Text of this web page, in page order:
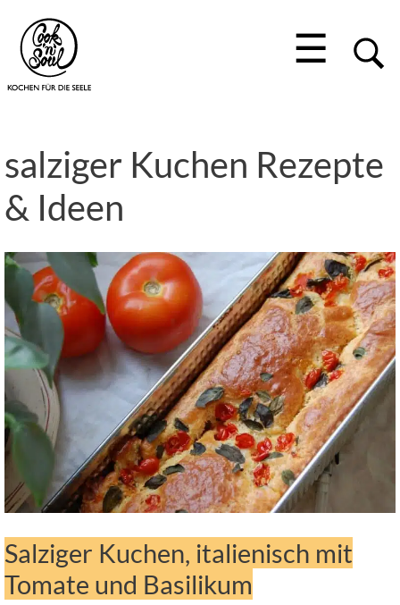
☰
salziger Kuchen Rezepte
& Ideen
Salziger Kuchen, italienisch mit
Tomate und Basilikum